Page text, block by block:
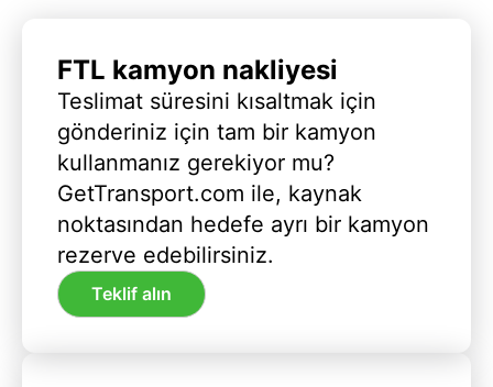
FTL kamyon nakliyesi
Teslimat süresini kısaltmak için
gönderiniz için tam bir kamyon
kullanmanız gerekiyor mu?
GetTransport.com ile, kaynak
noktasından hedefe ayrı bir kamyon
rezerve edebilirsiniz.
Teklif alın